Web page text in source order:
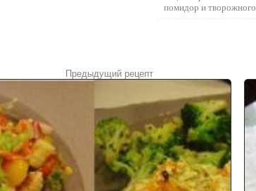
помидор и
Предыдущий рецепт